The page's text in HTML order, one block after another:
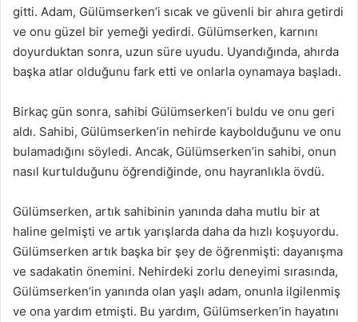
gitti. Adam, Gülümserken’i sıcak ve güvenli bir ahıra getirdi
ve onu güzel bir yemeği yedirdi. Gülümserken, karnını
doyurduktan sonra, uzun süre uyudu. Uyandığında, ahırda
başka atlar olduğunu fark etti ve onlarla oynamaya başladı.
Birkaç gün sonra, sahibi Gülümserken’i buldu ve onu geri
aldı. Sahibi, Gülümserken’in nehirde kaybolduğunu ve onu
bulamadığını söyledi. Ancak, Gülümserken’in sahibi, onun
nasıl kurtulduğunu öğrendiğinde, onu hayranlıkla övdü.
Gülümserken, artık sahibinin yanında daha mutlu bir at
haline gelmişti ve artık yarışlarda daha da hızlı koşuyordu.
Gülümserken artık başka bir şey de öğrenmişti: dayanışma
ve sadakatin önemini. Nehirdeki zorlu deneyimi sırasında,
Gülümserken’in yanında olan yaşlı adam, onunla ilgilenmiş
ve ona yardım etmişti. Bu yardım, Gülümserken’in hayatını